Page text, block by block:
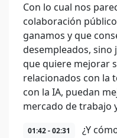
Con lo cual nos
colaboración
ganamos y que
desempleados, sino
que quiere mejorar
relacionados con la
con la IA, puedan
mercado de trabajo
01:42 - 02:31
¿Y